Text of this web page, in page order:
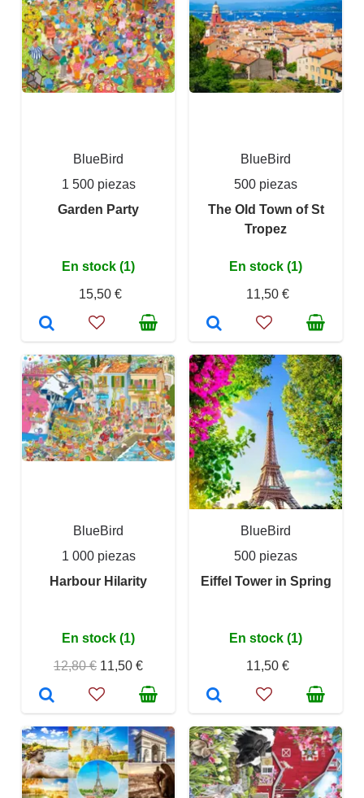
BlueBird
1 500 piezas
Garden Party
En stock (1)
15,50 €
BlueBird
500 piezas
The Old Town of St
Tropez
En stock (1)
11,50 €
BlueBird
1 000 piezas
Harbour Hilarity
En stock (1)
12,80 € 11,50 €
BlueBird
500 piezas
Eiffel Tower in Spring
En stock (1)
11,50 €